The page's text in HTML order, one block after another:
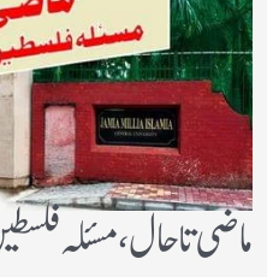
ماضی تا حال، مسئلہ